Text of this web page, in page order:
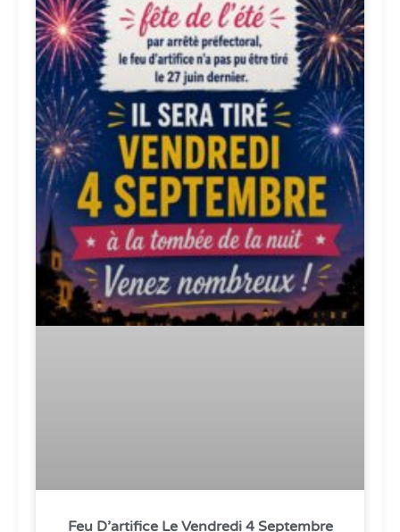
Feu D’artifice Le Vendredi 4 Septembre